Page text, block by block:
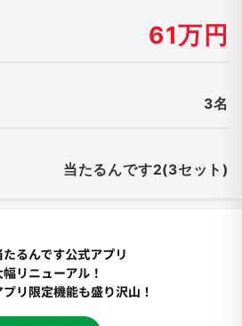
61万円
3名
当たるんです2(3セット)